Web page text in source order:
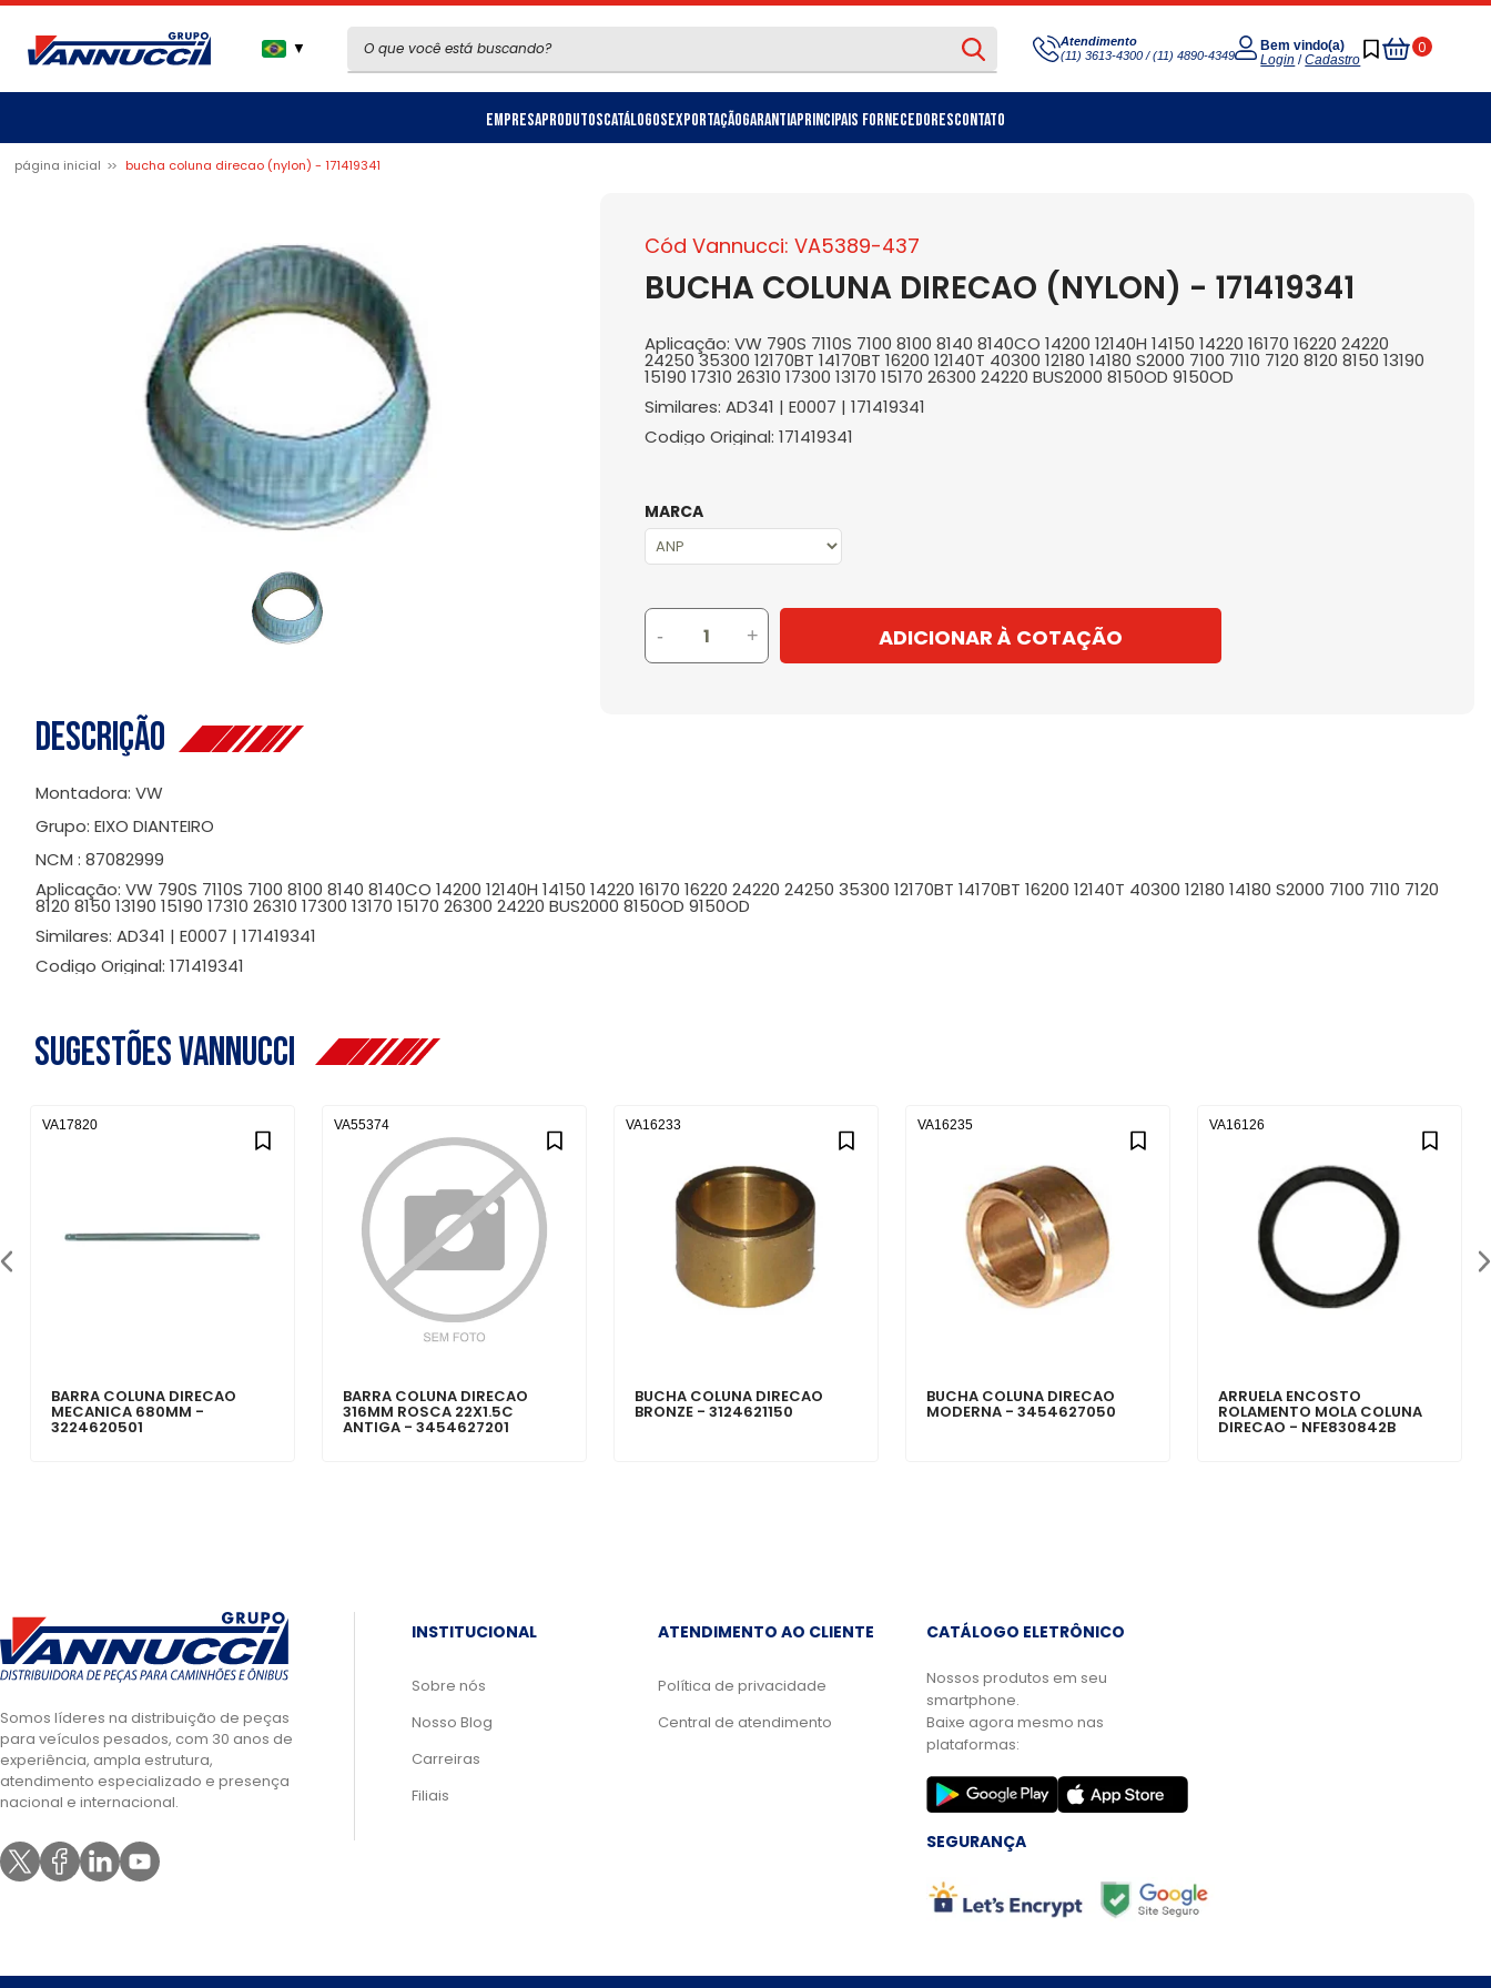
▼
Atendimento
(11) 3613-4300 / (11) 4890-4349
Bem vindo(a)
Login /Cadastro
0
Meu
Carrinho
EmpresaProdutosCatálogosExportaçãoGarantiaPrincipais FornecedoresContato
página inicial bucha coluna direcao (nylon) - 171419341
Cód Vannucci: VA5389-437
BUCHA COLUNA DIRECAO (NYLON) - 171419341
Aplicação: VW 790S 7110S 7100 8100 8140 8140CO 14200 12140H 14150 14220 16170 16220 24220
24250 35300 12170BT 14170BT 16200 12140T 40300 12180 14180 S2000 7100 7110 7120 8120 8150 13190
15190 17310 26310 17300 13170 15170 26300 24220 BUS2000 8150OD 9150OD
Similares: AD341 | E0007 | 171419341
Codigo Original: 171419341
MARCA
- + ADICIONAR À COTAÇÃO
Descrição
Montadora: VW
Grupo: EIXO DIANTEIRO
NCM : 87082999
Aplicação: VW 790S 7110S 7100 8100 8140 8140CO 14200 12140H 14150 14220 16170 16220 24220 24250 35300 12170BT 14170BT 16200 12140T 40300 12180 14180 S2000 7100 7110 7120
8120 8150 13190 15190 17310 26310 17300 13170 15170 26300 24220 BUS2000 8150OD 9150OD
Similares: AD341 | E0007 | 171419341
Codigo Original: 171419341
Sugestões Vannucci
BARRA COLUNA DIRECAO
MECANICA 680MM -
3224620501
VA17820
BARRA COLUNA DIRECAO
316MM ROSCA 22X1.5C
ANTIGA - 3454627201
VA55374
BUCHA COLUNA DIRECAO
BRONZE - 3124621150
VA16233
BUCHA COLUNA DIRECAO
MODERNA - 3454627050
VA16235
ARRUELA ENCOSTO
ROLAMENTO MOLA COLUNA
DIRECAO - NFE830842B
VA16126
Somos líderes na distribuição de peças
para veículos pesados, com 30 anos de
experiência, ampla estrutura,
atendimento especializado e presença
nacional e internacional.
INSTITUCIONAL
Sobre nós
Nosso Blog
Carreiras
Filiais
ATENDIMENTO AO CLIENTE
Política de privacidade
Central de atendimento
CATÁLOGO ELETRÔNICO
Nossos produtos em seu
smartphone.
Baixe agora mesmo nas
plataformas:
SEGURANÇA